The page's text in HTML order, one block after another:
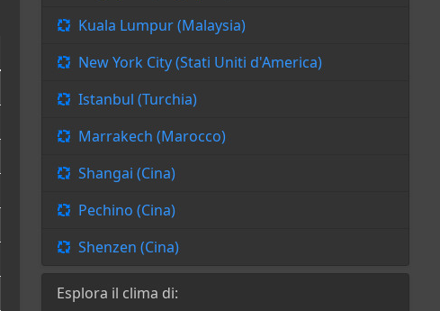
Kuala Lumpur (Malaysia)
New York City (Stati Uniti d'America)
Istanbul (Turchia)
Marrakech (Marocco)
Shangai (Cina)
Pechino (Cina)
Shenzen (Cina)
Esplora il clima di: